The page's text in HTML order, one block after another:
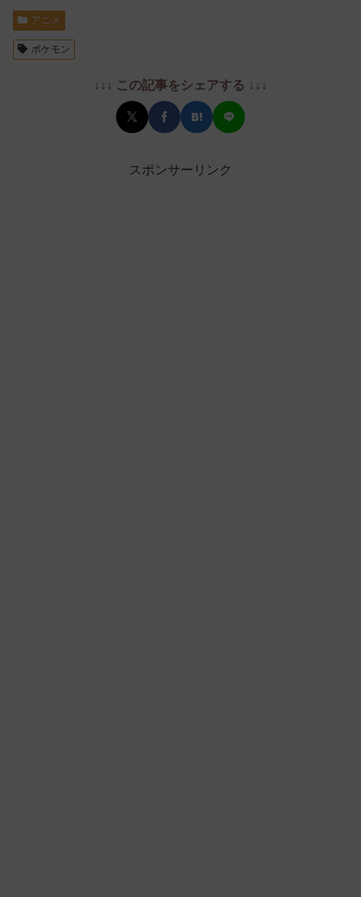
アニメ
ポケモン
↓↓↓ この記事をシェアする ↓↓↓
スポンサーリンク